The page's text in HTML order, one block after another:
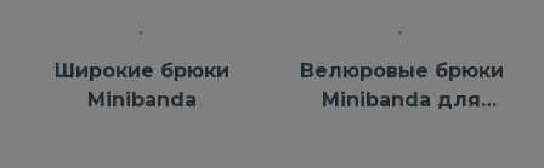
Широкие брюки
Minibanda
Велюровые брюки
Minibanda для